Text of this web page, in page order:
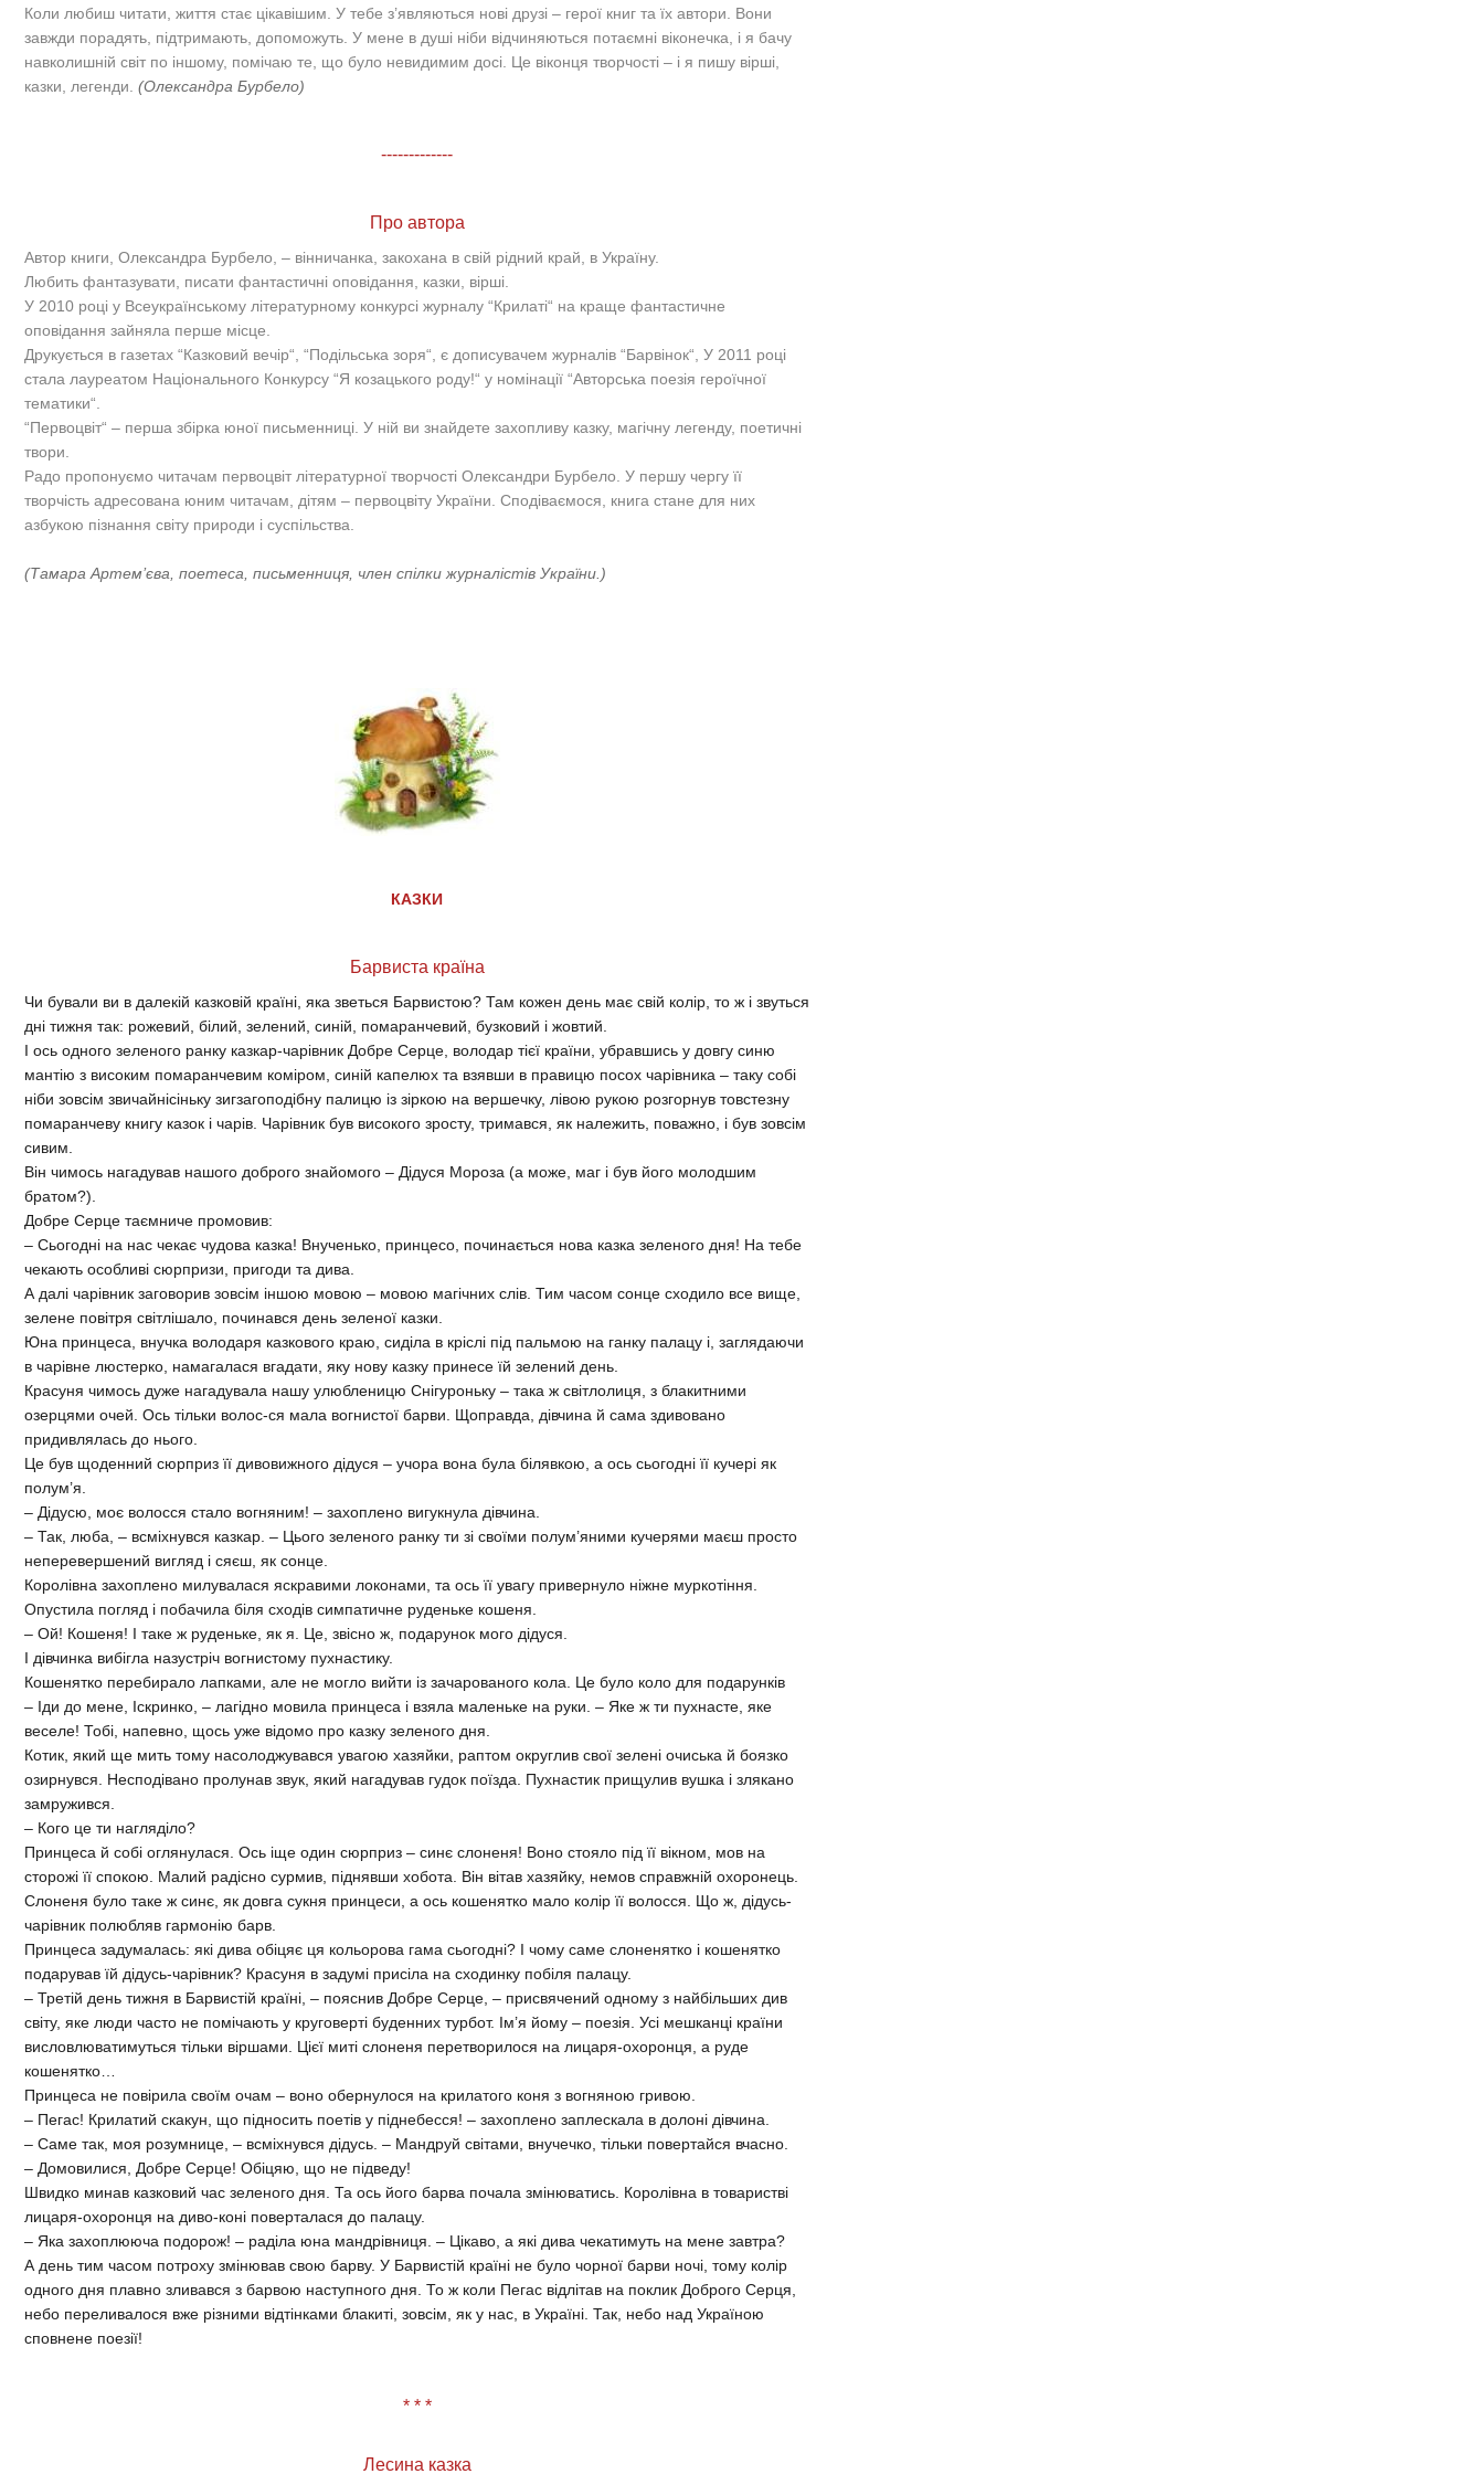
Коли любиш читати, життя стає цікавішим. У тебе з’являються нові друзі – герої книг та їх автори. Вони
завжди порадять, підтримають, допоможуть. У мене в душі ніби відчиняються потаємні віконечка, і я бачу
навколишній світ по іншому, помічаю те, що було невидимим досі. Це віконця творчості – і я пишу вірші,
казки, легенди. (Олександра Бурбело)
-------------
Про автора
Автор книги, Олександра Бурбело, – вінничанка, закохана в свій рідний край, в Україну.
Любить фантазувати, писати фантастичні оповідання, казки, вірші.
У 2010 році у Всеукраїнському літературному конкурсі журналу “Крилаті“ на краще фантастичне
оповідання зайняла перше місце.
Друкується в газетах “Казковий вечір“, “Подільська зоря“, є дописувачем журналів “Барвінок“, У 2011 році
стала лауреатом Національного Конкурсу “Я козацького роду!“ у номінації “Авторська поезія героїчної
тематики“.
“Первоцвіт“ – перша збірка юної письменниці. У ній ви знайдете захопливу казку, магічну легенду, поетичні
твори.
Радо пропонуємо читачам первоцвіт літературної творчості Олександри Бурбело. У першу чергу її
творчість адресована юним читачам, дітям – первоцвіту України. Сподіваємося, книга стане для них
азбукою пізнання світу природи і суспільства.
(Тамара Артем’єва, поетеса, письменниця, член спілки журналістів України.)
КАЗКИ
Барвиста країна
Чи бували ви в далекій казковій країні, яка зветься Барвистою? Там кожен день має свій колір, то ж і звуться
дні тижня так: рожевий, білий, зелений, синій, помаранчевий, бузковий і жовтий.
І ось одного зеленого ранку казкар-чарівник Добре Серце, володар тієї країни, убравшись у довгу синю
мантію з високим помаранчевим коміром, синій капелюх та взявши в правицю посох чарівника – таку собі
ніби зовсім звичайнісіньку зигзагоподібну палицю із зіркою на вершечку, лівою рукою розгорнув товстезну
помаранчеву книгу казок і чарів. Чарівник був високого зросту, тримався, як належить, поважно, і був зовсім
сивим.
Він чимось нагадував нашого доброго знайомого – Дідуся Мороза (а може, маг і був його молодшим
братом?).
Добре Серце таємниче промовив:
– Сьогодні на нас чекає чудова казка! Внученько, принцесо, починається нова казка зеленого дня! На тебе
чекають особливі сюрпризи, пригоди та дива.
А далі чарівник заговорив зовсім іншою мовою – мовою магічних слів. Тим часом сонце сходило все вище,
зелене повітря світлішало, починався день зеленої казки.
Юна принцеса, внучка володаря казкового краю, сиділа в кріслі під пальмою на ганку палацу і, заглядаючи
в чарівне люстерко, намагалася вгадати, яку нову казку принесе їй зелений день.
Красуня чимось дуже нагадувала нашу улюбленицю Снігуроньку – така ж світлолиця, з блакитними
озерцями очей. Ось тільки волос-ся мала вогнистої барви. Щоправда, дівчина й сама здивовано
придивлялась до нього.
Це був щоденний сюрприз її дивовижного дідуся – учора вона була білявкою, а ось сьогодні її кучері як
полум’я.
– Дідусю, моє волосся стало вогняним! – захоплено вигукнула дівчина.
– Так, люба, – всміхнувся казкар. – Цього зеленого ранку ти зі своїми полум’яними кучерями маєш просто
неперевершений вигляд і сяєш, як сонце.
Королівна захоплено милувалася яскравими локонами, та ось її увагу привернуло ніжне муркотіння.
Опустила погляд і побачила біля сходів симпатичне руденьке кошеня.
– Ой! Кошеня! І таке ж руденьке, як я. Це, звісно ж, подарунок мого дідуся.
І дівчинка вибігла назустріч вогнистому пухнастику.
Кошенятко перебирало лапками, але не могло вийти із зачарованого кола. Це було коло для подарунків
– Іди до мене, Іскринко, – лагідно мовила принцеса і взяла маленьке на руки. – Яке ж ти пухнасте, яке
веселе! Тобі, напевно, щось уже відомо про казку зеленого дня.
Котик, який ще мить тому насолоджувався увагою хазяйки, раптом округлив свої зелені очиська й боязко
озирнувся. Несподівано пролунав звук, який нагадував гудок поїзда. Пухнастик прищулив вушка і злякано
замружився.
– Кого це ти нагляділо?
Принцеса й собі оглянулася. Ось іще один сюрприз – синє слоненя! Воно стояло під її вікном, мов на
сторожі її спокою. Малий радісно сурмив, піднявши хобота. Він вітав хазяйку, немов справжній охоронець.
Слоненя було таке ж синє, як довга сукня принцеси, а ось кошенятко мало колір її волосся. Що ж, дідусь-
чарівник полюбляв гармонію барв.
Принцеса задумалась: які дива обіцяє ця кольорова гама сьогодні? І чому саме слоненятко і кошенятко
подарував їй дідусь-чарівник? Красуня в задумі присіла на сходинку побіля палацу.
– Третій день тижня в Барвистій країні, – пояснив Добре Серце, – присвячений одному з найбільших див
світу, яке люди часто не помічають у круговерті буденних турбот. Ім’я йому – поезія. Усі мешканці країни
висловлюватимуться тільки віршами. Цієї миті слоненя перетворилося на лицаря-охоронця, а руде
кошенятко…
Принцеса не повірила своїм очам – воно обернулося на крилатого коня з вогняною гривою.
– Пегас! Крилатий скакун, що підносить поетів у піднебесся! – захоплено заплескала в долоні дівчина.
– Саме так, моя розумнице, – всміхнувся дідусь. – Мандруй світами, внучечко, тільки повертайся вчасно.
– Домовилися, Добре Серце! Обіцяю, що не підведу!
Швидко минав казковий час зеленого дня. Та ось його барва почала змінюватись. Королівна в товаристві
лицаря-охоронця на диво-коні поверталася до палацу.
– Яка захоплююча подорож! – раділа юна мандрівниця. – Цікаво, а які дива чекатимуть на мене завтра?
А день тим часом потроху змінював свою барву. У Барвистій країні не було чорної барви ночі, тому колір
одного дня плавно зливався з барвою наступного дня. То ж коли Пегас відлітав на поклик Доброго Серця,
небо переливалося вже різними відтінками блакиті, зовсім, як у нас, в Україні. Так, небо над Україною
сповнене поезії!
* * *
Лесина казка